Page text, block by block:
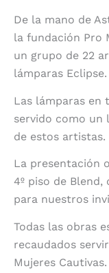
De la mano de
la fundación Pro
un grupo de 22
lámparas Eclipse.
Las lámparas en
servido como un
de estos artistas.
La presentación
4º piso de
para nuestros
Todas las obras
recaudados
Mujeres Cautivas.